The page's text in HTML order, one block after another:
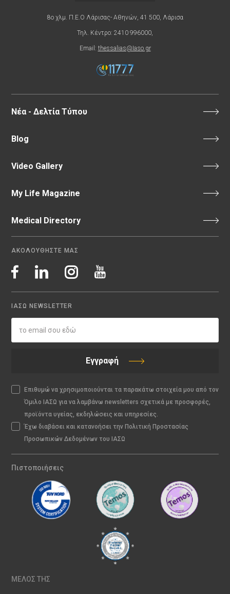
8ο χλμ. Π.Ε.Ο Λάρισας- Αθηνών, 41 500, Λάρισα
Τηλ. Κέντρο: 2410 996000,
Email: thessalias@Iaso.gr
Νέα - Δελτία Τύπου
Blog
Video Gallery
My Life Magazine
Medical Directory
ΑΚΟΛΟΥΘΗΣΤΕ ΜΑΣ
ΙΑΣΩ NEWSLETTER
Εγγραφή
Επιθυμώ να χρησιμοποιούνται τα παρακάτω στοιχεία μου από τον
Όμιλο ΙΑΣΩ για να λαμβάνω newsletters σχετικά με προσφορές,
προϊόντα υγείας, εκδηλώσεις και υπηρεσίες.
Έχω διαβάσει και κατανοήσει την Πολιτική Προστασίας
Προσωπικών Δεδομένων του ΙΑΣΩ
Πιστοποιήσεις
ΜΕΛΟΣ ΤΗΣ